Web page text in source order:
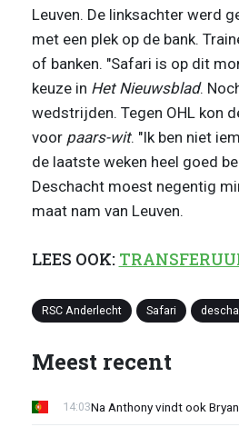
Leuven. De linksachter werd
met een plek op de bank.
of banken. "Safari is op dit
keuze in Het Nieuwsblad.
wedstrijden. Tegen OHL kon
voor paars-wit. "Ik ben niet
de laatste weken heel goed
Deschacht moest negentig
maat nam van Leuven.
LEES OOK:
RSC Anderlecht Safari
Meest recent
Na Anthony vindt ook
14:03